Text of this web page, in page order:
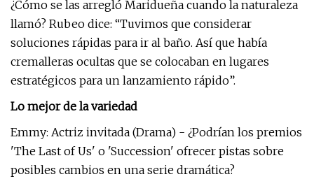
¿Cómo se las arregló Maridueña cuando la naturaleza
llamó? Rubeo dice: “Tuvimos que considerar
soluciones rápidas para ir al baño. Así que había
cremalleras ocultas que se colocaban en lugares
estratégicos para un lanzamiento rápido”.
Lo mejor de la variedad
Emmy: Actriz invitada (Drama) - ¿Podrían los premios
'The Last of Us' o 'Succession' ofrecer pistas sobre
posibles cambios en una serie dramática?